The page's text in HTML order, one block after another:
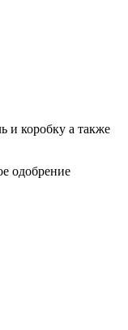
и коробку а также
одобрение